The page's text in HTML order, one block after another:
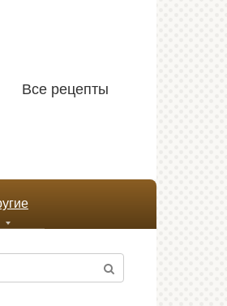
Все рецепты